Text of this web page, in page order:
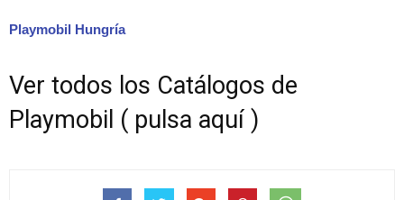
Playmobil Hungría
Ver todos los Catálogos de
Playmobil ( pulsa aquí )